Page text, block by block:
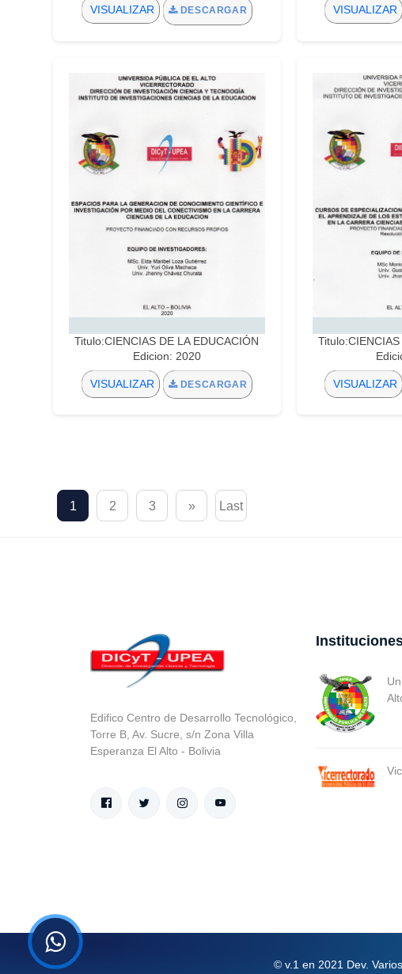
VISUALIZAR DESCARGAR VISUALIZAR
Titulo:CIENCIAS DE LA EDUCACIÓN
Edicion: 2020
VISUALIZAR DESCARGAR VISUALIZAR
1 2 3 » Last
Edifico Centro de Desarrollo Tecnológico,
Torre B, Av. Sucre, s/n Zona Villa
Esperanza El Alto - Bolivia
© v.1 en 2021 Dev.